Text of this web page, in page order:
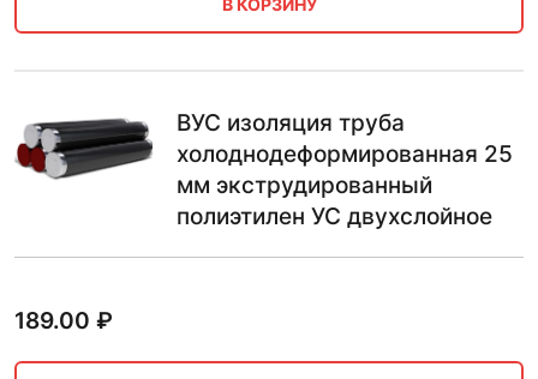
ВУС изоляция труба
холоднодеформированная 25
мм экструдированный
полиэтилен УС двухслойное
189.00 ₽